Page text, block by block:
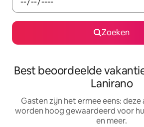
Zoeken
Best beoordeelde
Lanirano
Gasten zijn het ermee eens:
worden hoog gewaardeerd voor
en meer.